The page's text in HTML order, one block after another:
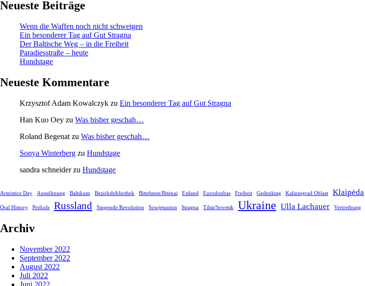
Neueste Beiträge
Wenn die Waffen noch nicht schweigen
Ein besonderer Tag auf Gut Stragna
Der Baltische Weg – in die Freiheit
Paradiesstraße – heute
Hundstage
Neueste Kommentare
Krzysztof Adam Kowalczyk zu Ein besonderer Tag auf Gut Stragna
Han Kuo Oey zu Was bisher geschah…
Roland Begenat zu Was bisher geschah…
Sonya Winterberg zu Hundstage
sandra schneiderzu Hundstage
Armistice Day Aussöhnung Baltikum Bezirksbibliothek Bittehnen/Bitėnai Estland Eurodonbas Freiheit Gedenktag Kaliningrad Oblast Klaipėda
Oral History Prökuls Russland Singende Revolution Sowjetunion Stragna Tilsit/Sovetsk Ukraine Ulla Lachauer Vertreibung
Archiv
November 2022
September 2022
August 2022
Juli 2022
Juni 2022